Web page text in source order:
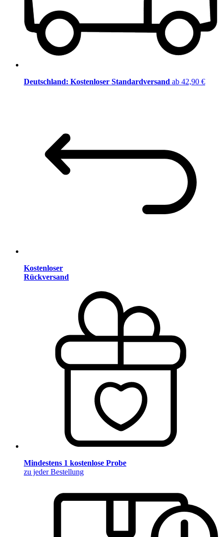
Deutschland: Kostenloser Standardversand ab 42,90 €
Kostenloser
Rückversand
Mindestens 1 kostenlose Probe
zu jeder Bestellung